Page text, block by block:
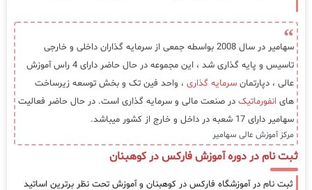
سهامیر در سال 2008 بواسطه جمعی از سرمایه گذاران داخلی و خارجی
تاسیس و پایه گذاری شد ، این مجموعه در حال حاضر دارای 4 راس آموزش
عالی ، دپارتمان سرمایه گذاری ، واحد فین تک و بخش توسعه زیرساخت
های انفورماتیک در صنعت مالی و سرمایه گذاری است. در حال حاضر فعالیت
سهامیر دارای 17 شعبه در داخل و خارج از کشور میباشد.
مرکز آموزش عالی سهامیر
ثبت نام در دوره آموزش فارکس در کوهبنان
ثبت نام در آموزشگاه فارکس در کوهبنان و آموزش تحت نظر برترین اساتید